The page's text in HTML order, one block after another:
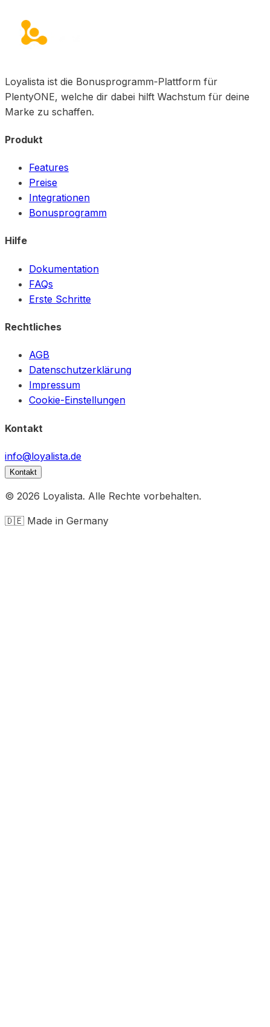
Loyalista ist die Bonusprogramm-Plattform für
PlentyONE, welche dir dabei hilft Wachstum für deine
Marke zu schaffen.
Produkt
Features
Preise
Integrationen
Bonusprogramm
Hilfe
Dokumentation
FAQs
Erste Schritte
Rechtliches
AGB
Datenschutzerklärung
Impressum
Cookie-Einstellungen
Kontakt
info@loyalista.de
Kontakt
© 2026 Loyalista. Alle Rechte vorbehalten.
🇩🇪 Made in Germany